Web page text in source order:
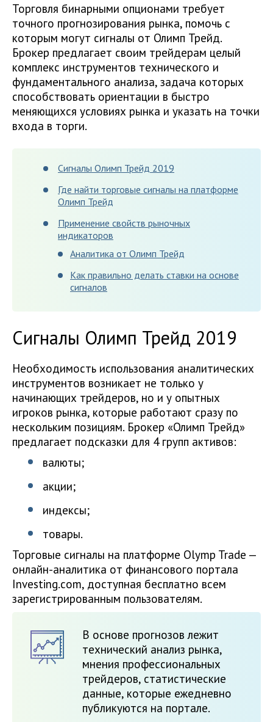
Торговля бинарными опционами требует
точного прогнозирования рынка, помочь с
которым могут сигналы от Олимп Трейд.
Брокер предлагает своим трейдерам целый
комплекс инструментов технического и
фундаментального анализа, задача которых
способствовать ориентации в быстро
меняющихся условиях рынка и указать на точки
входа в торги.
Сигналы Олимп Трейд 2019
Где найти торговые сигналы на платформе
Олимп Трейд
Применение свойств рыночных
индикаторов
Аналитика от Олимп Трейд
Как правильно делать ставки на основе
сигналов
Сигналы Олимп Трейд 2019
Необходимость использования аналитических
инструментов возникает не только у
начинающих трейдеров, но и у опытных
игроков рынка, которые работают сразу по
нескольким позициям. Брокер «Олимп Трейд»
предлагает подсказки для 4 групп активов:
валюты;
акции;
индексы;
товары.
Торговые сигналы на платформе Olymp Trade —
онлайн-аналитика от финансового портала
Investing.com, доступная бесплатно всем
зарегистрированным пользователям.
В основе прогнозов лежит
технический анализ рынка,
мнения профессиональных
трейдеров, статистические
данные, которые ежедневно
публикуются на портале.